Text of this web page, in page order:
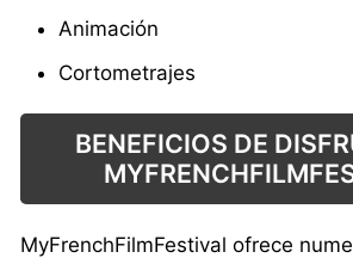
Animación
Cortometrajes
BENEFICIOS DE
MyFrenchFilmFestival ofrece